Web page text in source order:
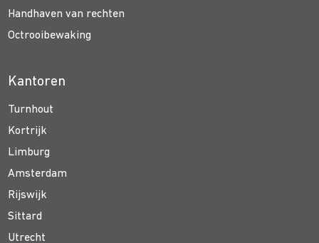
Handhaven van rechten
Octrooibewaking
Kantoren
Turnhout
Kortrijk
Limburg
Amsterdam
Rijswijk
Sittard
Utrecht